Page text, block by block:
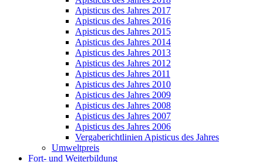
Apisticus des Jahres 2017
Apisticus des Jahres 2016
Apisticus des Jahres 2015
Apisticus des Jahres 2014
Apisticus des Jahres 2013
Apisticus des Jahres 2012
Apisticus des Jahres 2011
Apisticus des Jahres 2010
Apisticus des Jahres 2009
Apisticus des Jahres 2008
Apisticus des Jahres 2007
Apisticus des Jahres 2006
Vergaberichtlinien Apisticus des Jahres
Umweltpreis
Fort- und Weiterbildung